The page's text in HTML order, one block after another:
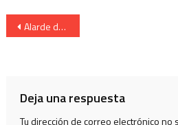
Navegación
Alarde de Hondarribia. Cantineras del Alarde.
Deja una respuesta
Tu dirección de correo electrónico no